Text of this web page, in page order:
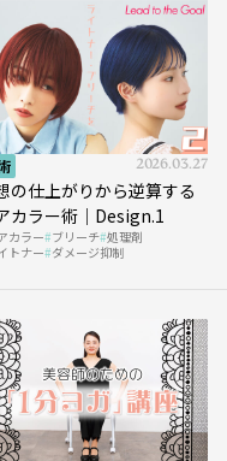
2026.03.27
の仕上がりから逆算する
カラー術｜Design.1
カラー ブリーチ 処理剤
トナー ダメージ抑制